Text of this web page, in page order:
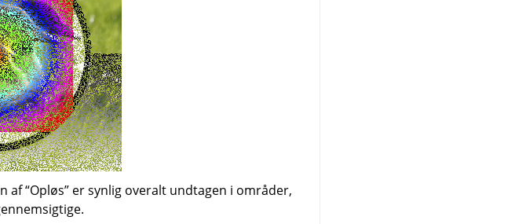
af“Opløs” er synlig overalt undtagen i områder,